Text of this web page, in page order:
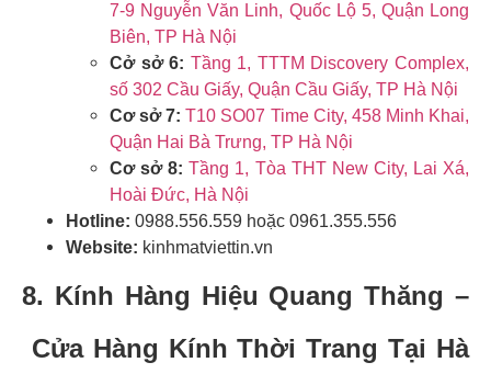
7-9 Nguyễn Văn Linh, Quốc Lộ 5, Quận Long
Biên, TP Hà Nội
Cở sở 6: Tầng 1, TTTM Discovery Complex,
số 302 Cầu Giấy, Quận Cầu Giấy, TP Hà Nội
Cơ sở 7: T10 SO07 Time City, 458 Minh Khai,
Quận Hai Bà Trưng, TP Hà Nội
Cơ sở 8: Tầng 1, Tòa THT New City, Lai Xá,
Hoài Đức, Hà Nội
Hotline: 0988.556.559 hoặc 0961.355.556
Website: kinhmatviettin.vn
8. Kính Hàng Hiệu Quang Thăng –
Cửa Hàng Kính Thời Trang Tại Hà